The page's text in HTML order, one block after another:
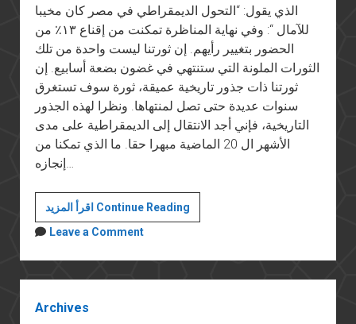
الذي يقول: “التحول الديمقراطي في مصر كان مخيبا
للآمال “: وفي نهاية المناظرة تمكنت من إقناع ١٣٪ من
الحضور بتغيير رأيهم. إن ثورتنا ليست واحدة من تلك
الثورات الملونة التي ستنتهي في غضون بضعة أسابيع. إن
ثورتنا ذات جذور تاريخية عميقة، ثورة سوف تستغرق
سنوات عديدة حتى تصل لمنتهاها. ونظرا لهذه الجذور
التاريخية، فإني أجد الانتقال إلى الديمقراطية على مدى
الأشهر ال 20 الماضية مبهرا حقا. ما الذي تمكنا من
إنجازه…
اقرأ المزيد Continue Reading"إن
ثورتنا
جذور
تاريخية
Leave a Comment
Archives